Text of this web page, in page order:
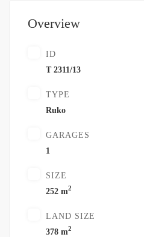
Overview
ID
T 2311/13
TYPE
Ruko
GARAGES
1
SIZE
252 m2
LAND SIZE
378 m2